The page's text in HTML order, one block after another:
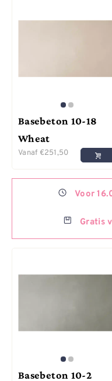
Basebeton 10-18
Wheat
Vanaf €251,50
Voor
Gratis
Basebeton 10-2